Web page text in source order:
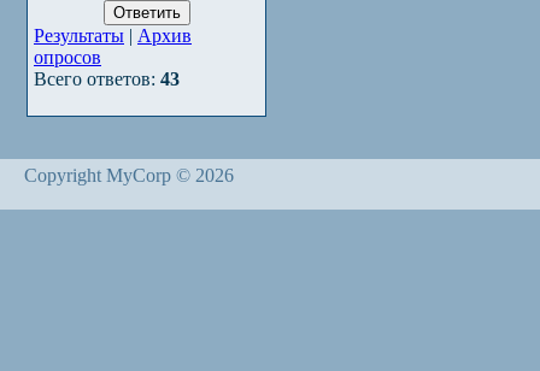
Результаты | Архив
опросов
Всего ответов: 43
Copyright MyCorp © 2026